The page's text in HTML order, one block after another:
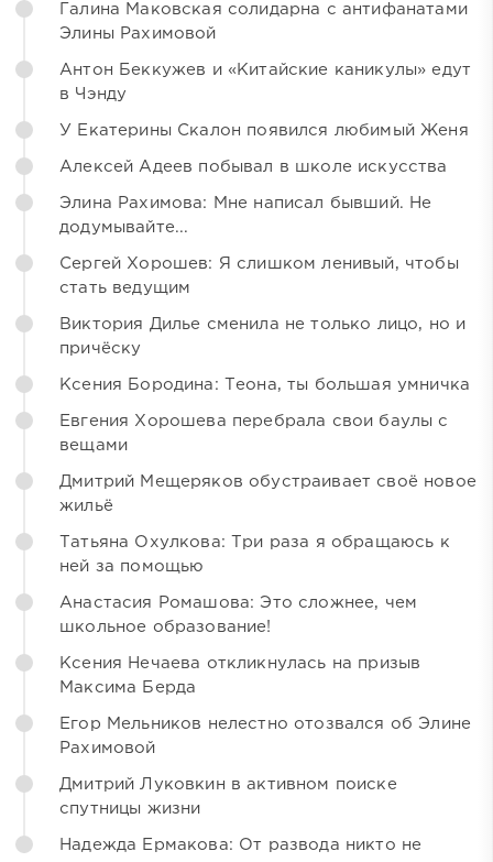
Галина Маковская солидарна с антифанатами
Элины Рахимовой
Антон Беккужев и «Китайские каникулы» едут
в Чэнду
У Екатерины Скалон появился любимый Женя
Алексей Адеев побывал в школе искусства
Элина Рахимова: Мне написал бывший. Не
додумывайте...
Сергей Хорошев: Я слишком ленивый, чтобы
стать ведущим
Виктория Дилье сменила не только лицо, но и
причёску
Ксения Бородина: Теона, ты большая умничка
Евгения Хорошева перебрала свои баулы с
вещами
Дмитрий Мещеряков обустраивает своё новое
жильё
Татьяна Охулкова: Три раза я обращаюсь к
ней за помощью
Анастасия Ромашова: Это сложнее, чем
школьное образование!
Ксения Нечаева откликнулась на призыв
Максима Берда
Егор Мельников нелестно отозвался об Элине
Рахимовой
Дмитрий Луковкин в активном поиске
спутницы жизни
Надежда Ермакова: От развода никто не